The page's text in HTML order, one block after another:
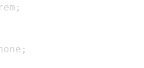
rem ;
;